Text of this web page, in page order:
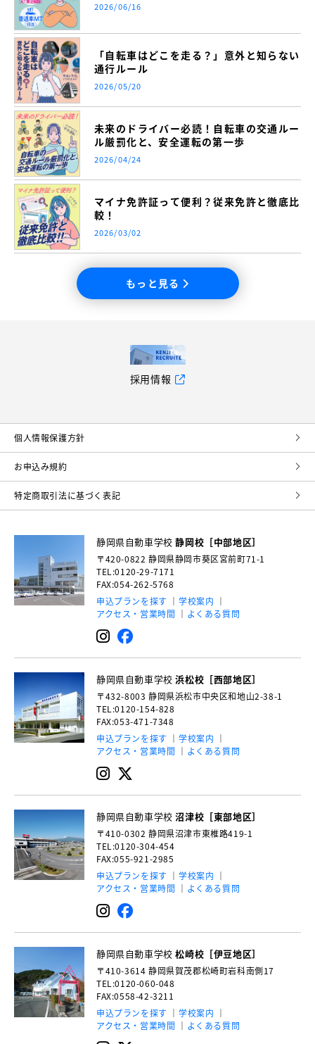
2026/06/16
「自転車はどこを走る？」意外と知らない
通行ルール
2026/05/20
未来のドライバー必読！自転車の交通ルー
ル厳罰化と、安全運転の第一歩
2026/04/24
マイナ免許証って便利？従来免許と徹底比
較！
2026/03/02
もっと見る
採用情報
個⼈情報保護⽅針
お申込み規約
特定商取引法に基づく表記
静岡県自動車学校静岡校［中部地区］
〒420-0822 静岡県静岡市葵区宮前町71-1
TEL:0120-29-7171
FAX:054-262-5768
申込プランを探す
学校案内
アクセス・営業時間
よくある質問
静岡県自動車学校浜松校［西部地区］
〒432-8003 静岡県浜松市中央区和地山2-38-1
TEL:0120-154-828
FAX:053-471-7348
申込プランを探す
学校案内
アクセス・営業時間
よくある質問
静岡県自動車学校沼津校［東部地区］
〒410-0302 静岡県沼津市東椎路419-1
TEL:0120-304-454
FAX:055-921-2985
申込プランを探す
学校案内
アクセス・営業時間
よくある質問
静岡県自動車学校松崎校［伊豆地区］
〒410-3614 静岡県賀茂郡松崎町岩科南側17
TEL:0120-060-048
FAX:0558-42-3211
申込プランを探す
学校案内
アクセス・営業時間
よくある質問